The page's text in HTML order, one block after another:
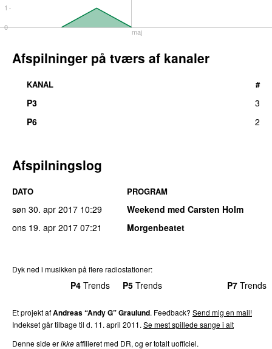
maj
0
1
Afspilninger på tværs af kanaler
KANAL #
P3
3
P6
2
Afspilningslog
DATO PROGRAM
søn 30. apr 2017 10:29
Weekend med Carsten Holm
ons 19. apr 2017 07:21 Morgenbeatet
Dyk ned i musikken på flere radiostationer:
P4 Trends P5 Trends P7 Trends
Et projekt afAndreas “Andy G” Graulund. Feedback? Send mig en mail!
Indekset går tilbage til d. 11. april 2011. Se mest spillede sange i alt
Denne side erikkeaffilieret med DR, og er totalt uofficiel.